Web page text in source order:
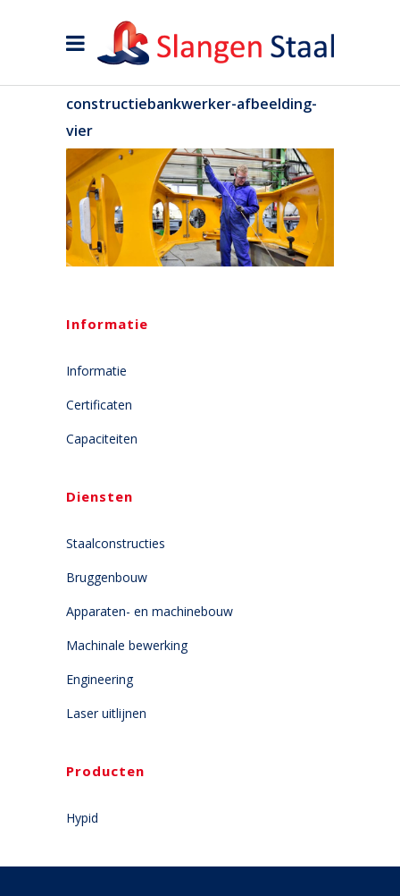
constructiebankwerker-afbeelding-
vier
Informatie
Informatie
Certificaten
Capaciteiten
Diensten
Staalconstructies
Bruggenbouw
Apparaten- en machinebouw
Machinale bewerking
Engineering
Laser uitlijnen
Producten
Hypid